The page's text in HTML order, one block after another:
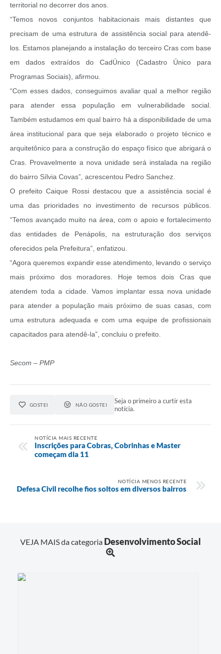
territorial no decorrer dos anos.
“Temos novos conjuntos habitacionais mais distantes que
precisam de uma estrutura de assistência social para atendê-
los. Estamos planejando a instalação do terceiro Cras com base
em dados extraídos do CadÚnico (Cadastro Único para
Programas Sociais), afirmou.
“Com esses dados, conseguimos avaliar qual a melhor região
para atender essa população em vulnerabilidade social.
Também estudamos em qual bairro há a disponibilidade de uma
área institucional para que seja elaborado o projeto técnico e
arquitetônico para a construção do espaço físico que abrigará o
Cras. Provavelmente a nova unidade será instalada na região
do bairro Sílvia Covas”, acrescentou Pedro Sanchez.
O prefeito Caique Rossi destacou que a assistência social é
uma das prioridades no investimento de recursos públicos.
“Temos avançado muito na área, com o apoio e fortalecimento
das entidades de Penápolis, na estruturação dos serviços
oferecidos pela Prefeitura”, enfatizou.
“Agora queremos expandir esse atendimento, levando o serviço
mais próximo dos moradores. Hoje temos dois Cras que
atendem toda a cidade. Vamos implantar essa nova unidade
para atender a população mais próximo de suas casas, com
uma estrutura adequada e com uma equipe de profissionais
capacitados para atendê-la”, concluiu o prefeito.
Secom – PMP
GOSTEI NÃO GOSTEI
Seja o primeiro a curtir esta
notícia.
NOTÍCIA MAIS RECENTE
Inscrições para Cobras, Cobrinhas e Master
começam dia 11
NOTÍCIA MENOS RECENTE
Defesa Civil recolhe fios soltos em diversos bairros
VEJA MAIS da categoria Desenvolvimento Social